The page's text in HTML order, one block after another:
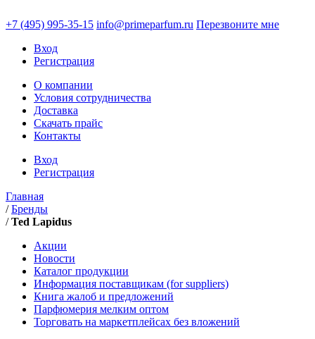
+7 (495) 995-35-15 info@primeparfum.ru Перезвоните мне
Вход
Регистрация
О компании
Условия сотрудничества
Доставка
Скачать прайс
Контакты
Вход
Регистрация
Главная
/Бренды
/Ted Lapidus
Акции
Новости
Каталог продукции
Информация поставщикам (for suppliers)
Книга жалоб и предложений
Парфюмерия мелким оптом
Торговать на маркетплейсах без вложений